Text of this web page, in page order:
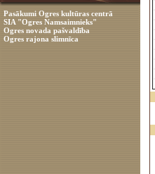
Pasākumi Ogres kultūras centrā
SIA "Ogres Namsaimnieks"
Ogres novada pašvaldība
Ogres rajona slimnīca